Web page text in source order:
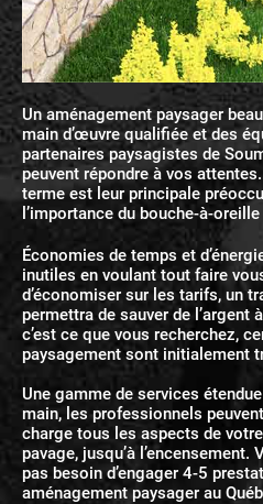
Un aménagement paysager
main d’œuvre qualifiée et des
partenaires paysagistes de
peuvent répondre à vos
terme est leur principale
l’importance du bouche-à-
Économies de temps et
inutiles en voulant tout faire
d’économiser sur les tarifs, un
permettra de sauver de l’argent
c’est ce que vous recherchez,
paysagement sont initialement
Une gamme de services
main, les professionnels
charge tous les aspects de
pavage, jusqu’à l’encensement.
pas besoin d’engager 4-5
aménagement paysager au